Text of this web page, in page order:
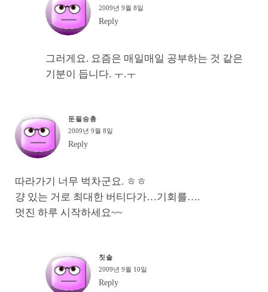
2009년 9월 8일
Reply
그러게요. 요즘은 매일매일 공부하는 것 같은
기분이 듭니다. ㅜ.ㅜ
둔필승총
2009년 9월 8일
Reply
따라가기 너무 벅차군요. ㅎㅎ
걍 있는 거로 최대한 버티다가…기회를….
멋진 하루 시작하세요~~
칫솔
2009년 9월 10일
Reply